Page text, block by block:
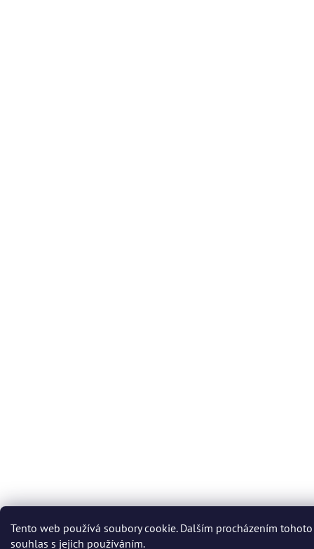
Tento web používá soubory cookie. Dalším procházením
souhlas s jejich používáním.